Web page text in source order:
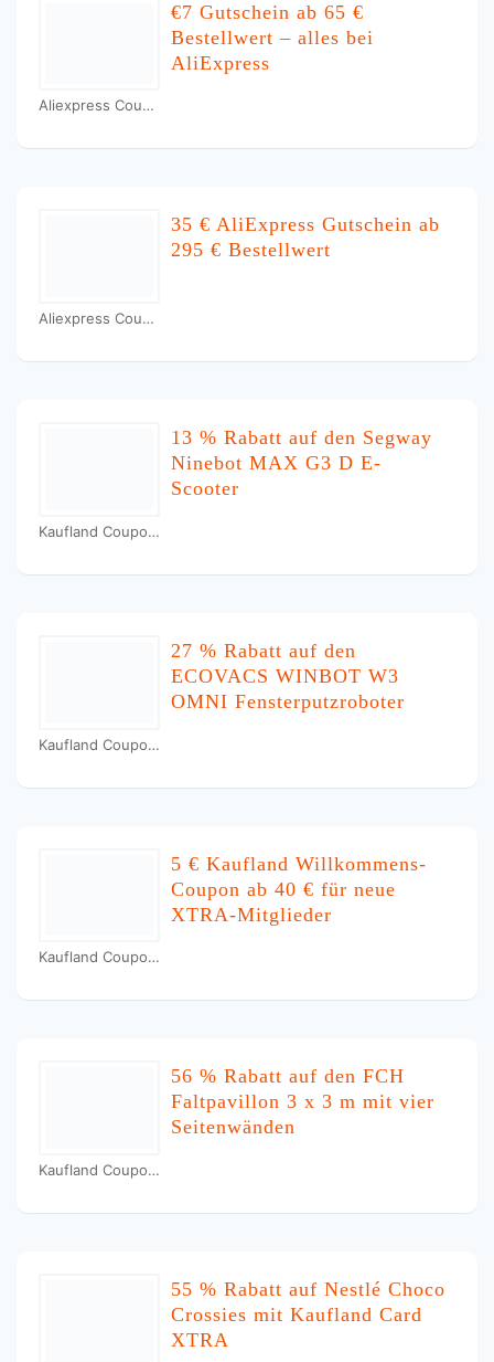
Aliexpress Coupons
€7 Gutschein ab 65 €
Bestellwert – alles bei
AliExpress
Aliexpress Coupons
35 € AliExpress Gutschein ab
295 € Bestellwert
Kaufland Coupons
13 % Rabatt auf den Segway
Ninebot MAX G3 D E-
Scooter
Kaufland Coupons
27 % Rabatt auf den
ECOVACS WINBOT W3
OMNI Fensterputzroboter
Kaufland Coupons
5 € Kaufland Willkommens-
Coupon ab 40 € für neue
XTRA-Mitglieder
Kaufland Coupons
56 % Rabatt auf den FCH
Faltpavillon 3 x 3 m mit vier
Seitenwänden
55 % Rabatt auf Nestlé Choco
Crossies mit Kaufland Card
XTRA